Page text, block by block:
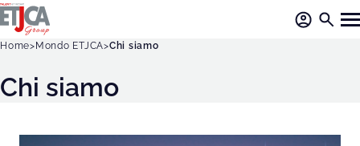
Home Mondo ETJCA Chi siamo
Chi siamo